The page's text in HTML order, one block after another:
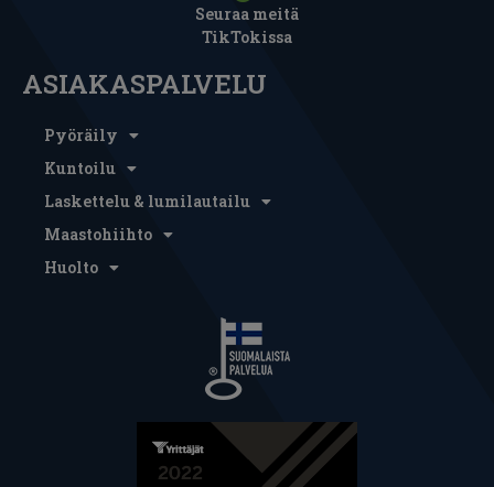
Seuraa meitä
TikTokissa
ASIAKASPALVELU
Pyöräily
Kuntoilu
Laskettelu & lumilautailu
Maastohiihto
Huolto